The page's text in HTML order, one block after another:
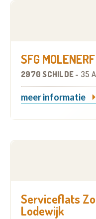
SFG MOLENERF
2970 SCHILDE - 35
meer informatie
Serviceflats
Lodewijk